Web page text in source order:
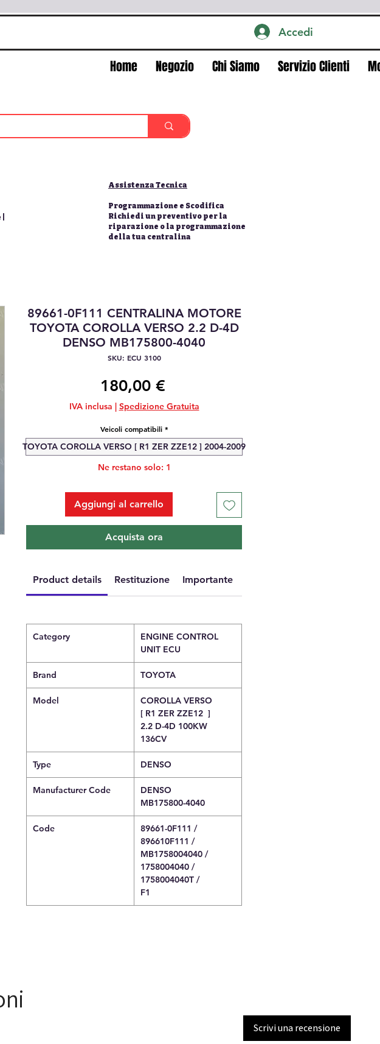
Accedi
Home Negozio Chi Siamo Servizio Clienti
Assistenza Tecnica
Programmazione e Scodifica
Richiedi un preventivo per la
riparazione o la programmazione
della tua centralina
89661-0F111 CENTRALINA MOTORE
TOYOTA COROLLA VERSO 2.2 D-4D
DENSO MB175800-4040
SKU: ECU 3100
180,00 €Prezzo
IVA inclusa | Spedizione Gratuita
Veicoli compatibili *
TOYOTA COROLLA VERSO [ R1 ZER ZZE12 ] 2004-2009
Ne restano solo: 1
Aggiungi al carrello
Acquista ora
Product details Restituzione Importante
Category
ENGINE CONTROL
UNIT ECU
Brand TOYOTA
Model
COROLLA VERSO
[ R1 ZER ZZE12 ]
2.2 D-4D 100KW
136CV
Type DENSO
Manufacturer Code
DENSO
MB175800-4040
Code
89661-0F111 /
896610F111 /
MB1758004040 /
1758004040 /
1758004040T /
F1
Scrivi una recensione